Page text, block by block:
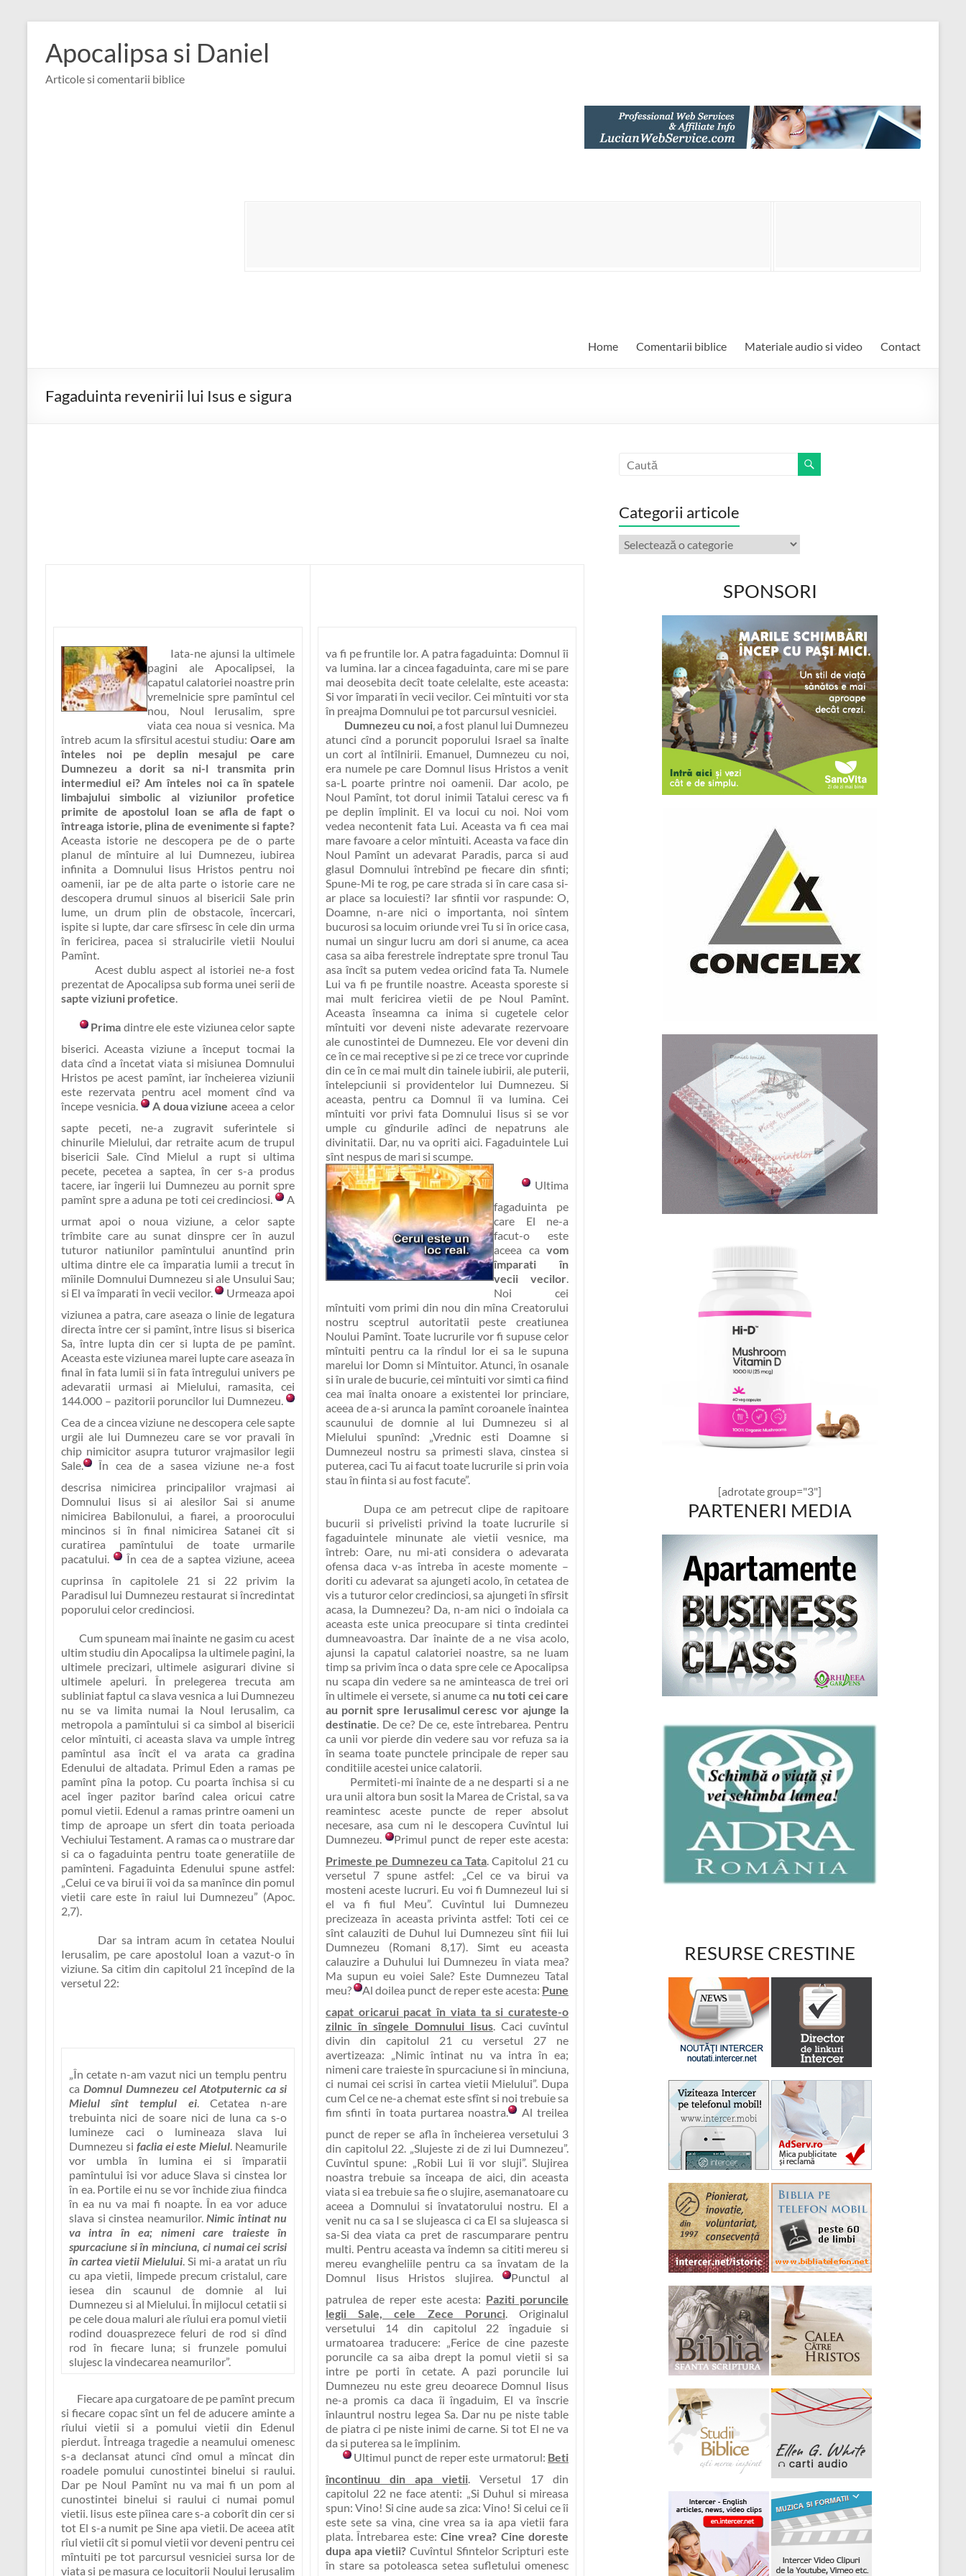
content
Apocalipsa si Daniel
Articole si comentarii biblice
Home Comentarii biblice Materiale audio si video Contact
Fagaduinta revenirii lui Isus e sigura
Iata-ne ajunsi la ultimele
pagini ale Apocalipsei, la
capatul calatoriei noastre prin
vremelnicie spre pamîntul cel
nou, Noul Ierusalim, spre
viata cea noua si vesnica. Ma
întreb acum la sfîrsitul acestui studiu:Oare am
înteles noi pe deplin mesajul pe care
Dumnezeu a dorit sa ni-l transmita prin
intermediul ei? Am înteles noi ca în spatele
limbajului simbolic al viziunilor profetice
primite de apostolul Ioan se afla de fapt o
întreaga istorie, plina de evenimente si fapte?
Aceasta istorie ne descopera pe de o parte
planul de mîntuire al lui Dumnezeu, iubirea
infinita a Domnului Iisus Hristos pentru noi
oamenii, iar pe de alta parte o istorie care ne
descoperadrumul sinuos al bisericii Sale prin
lume, un drum plin de obstacole, încercari,
ispite si lupte, dar care sfîrsesc în cele din urma
în fericirea, pacea si stralucirile vietii Noului
Pamînt.
Acest dublu aspect al istoriei ne-a fost
prezentat de Apocalipsa sub forma unei serii de
sapte viziuni profetice.
Prima dintre ele este viziunea celor sapte
biserici. Aceasta viziune a început tocmai la
data cînd a încetat viata si misiunea Domnului
Hristos pe acest pamînt, iar încheierea viziunii
este rezervata pentru acel moment cînd va
începe vesnicia.
A doua viziune aceea a celor
sapte peceti, ne-a zugravit suferintele si
chinurile Mielului, dar retraite acum de trupul
bisericii Sale. Cînd Mielul a rupt si ultima
pecete, pecetea a saptea, în cer s-a produs
tacere, iar îngerii lui Dumnezeu au pornit spre
pamînt spre a aduna pe toti cei credinciosi.
A
urmat apoi o noua viziune, a celor sapte
trîmbite care au sunat dinspre cer în auzul
tuturor natiunilor pamîntului anuntînd prin
ultima dintre ele ca împaratia lumii a trecut în
mîinile Domnului Dumnezeu si ale Unsului Sau;
si El va împarati în vecii vecilor.
Urmeaza apoi
viziunea a patra, care aseaza o linie de legatura
directa între cer si pamînt, între Iisus si biserica
Sa, între lupta din cer si lupta de pe pamînt.
Aceasta este viziunea marei lupte care aseaza în
final în fata lumii si în fata întregului univers pe
adevaratii urmasi ai Mielului, ramasita, cei
144.000 – pazitorii poruncilor lui Dumnezeu.
Cea de a cincea viziune ne descopera cele sapte
urgii ale lui Dumnezeu care se vor pravali în
chip nimicitor asupra tuturor vrajmasilor legii
Sale.
În cea de a sasea viziune ne-a fost
descrisa nimicirea principalilor vrajmasi ai
Domnului Iisus si ai alesilor Sai si anume
nimicirea Babilonului, a fiarei, a proorocului
mincinos si în final nimicirea Satanei cît si
curatirea pamîntului de toate urmarile
pacatului.
În cea de a saptea viziune, aceea
cuprinsa în capitolele 21 si 22 privim la
Paradisul lui Dumnezeu restaurat si încredintat
poporului celor credinciosi.
Cum spuneam mai înainte ne gasim cu acest
ultim studiu din Apocalipsa la ultimele pagini, la
ultimele precizari, ultimele asigurari divine si
ultimele apeluri. În prelegerea trecuta am
subliniat faptul ca slava vesnica a lui Dumnezeu
nu se va limita numai la Noul Ierusalim, ca
metropola a pamîntului si ca simbol al bisericii
celor mîntuiti, ci aceasta slava va umple întreg
pamîntul asa încît el va arata ca gradina
Edenului de altadata. Primul Eden a ramas pe
pamînt pîna la potop. Cu poarta închisa si cu
acel înger pazitor barînd calea oricui catre
pomul vietii. Edenul a ramas printre oameni un
timp de aproape un sfert din toata perioada
Vechiului Testament. A ramas ca o mustrare dar
si ca o fagaduinta pentru toate generatiile de
pamînteni. Fagaduinta Edenului spune astfel:
„Celui ce va birui îi voi da sa manînce din pomul
vietii care este în raiul lui Dumnezeu” (Apoc.
2,7).
Dar sa intram acum în cetatea Noului
Ierusalim, pe care apostolul Ioan a vazut-o în
viziune. Sa citim din capitolul 21 începînd de la
versetul 22:
„În cetate n-am vazut nici un templu pentru
ca Domnul Dumnezeu cel Atotputernic ca si
Mielul sînt templul ei. Cetatea n-are
trebuinta nici de soare nici de luna ca s-o
lumineze caci o lumineaza slava lui
Dumnezeu si faclia ei este Mielul. Neamurile
vor umbla în lumina ei si împaratii
pamîntului îsi vor aduce Slava si cinstea lor
în ea. Portile ei nu se vor închide ziua fiindca
în ea nu va mai fi noapte. În ea vor aduce
slava si cinstea neamurilor. Nimic întinat nu
va intra în ea; nimeni care traieste în
spurcaciune si în minciuna, ci numai cei scrisi
în cartea vietii Mielului. Si mi-a aratat un rîu
cu apa vietii, limpede precum cristalul, care
iesea din scaunul de domnie al lui
Dumnezeu si al Mielului. În mijlocul cetatii si
pe cele doua maluri ale rîului era pomul vietii
rodind douasprezece feluri de rod si dînd
rod în fiecare luna; si frunzele pomului
slujesc la vindecarea neamurilor”.
Fiecare apa curgatoare de pe pamînt precum
si fiecare copac sînt un fel de aducere aminte a
rîului vietii si a pomului vietii din Edenul
pierdut. Întreaga tragedie a neamului omenesc
s-a declansat atunci cînd omul a mîncat din
roadele pomului cunostintei binelui si raului.
Dar pe Noul Pamînt nu va mai fi un pom al
cunostintei binelui si raului ci numai pomul
vietii. Iisus este pîinea care s-a coborît din cer si
tot El s-a numit pe Sine apa vietii. De aceea atît
rîul vietii cît si pomul vietii vor deveni pentru cei
mîntuiti pe tot parcursul vesniciei sursa lor de
viata si pe masura ce locuitorii Noului Ierusalim
va fi pe fruntile lor. A patra fagaduinta: Domnul îi
va lumina. Iar a cincea fagaduinta, care mi se pare
mai deosebita decît toate celelalte, este aceasta:
Si vor împarati în vecii vecilor. Cei mîntuiti vor sta
în preajma Domnului pe tot parcursul vesniciei.
Dumnezeu cu noi, a fost planul lui Dumnezeu
atunci cînd a poruncit poporului Israel sa înalte
un cort al întîlnirii. Emanuel, Dumnezeu cu noi,
era numele pe care Domnul Iisus Hristos a venit
sa-L poarte printre noi oamenii. Dar acolo, pe
Noul Pamînt, tot dorul inimii Tatalui ceresc va fi
pe deplin împlinit. El va locui cu noi. Noi vom
vedea necontenit fata Lui. Aceasta va fi cea mai
mare favoare a celor mîntuiti. Aceasta va face din
Noul Pamînt un adevarat Paradis, parca si aud
glasul Domnului întrebînd pe fiecare din sfinti;
Spune-Mi te rog, pe care strada si în care casa si-
ar place sa locuiesti? Iar sfintii vor raspunde: O,
Doamne, n-are nici o importanta, noi sîntem
bucurosi sa locuim oriunde vrei Tu si în orice casa,
numai un singur lucru am dori si anume,ca acea
casa sa aiba ferestrele îndreptate spre tronul Tau
asa încît sa putem vedea oricînd fata Ta. Numele
Lui va fi pe fruntile noastre. Aceasta sporeste si
mai mult fericirea vietii de pe Noul Pamînt.
Aceasta înseamna ca inima si cugetele celor
mîntuiti vor deveni niste adevarate rezervoare
ale cunostintei de Dumnezeu. Ele vor deveni din
ce în ce mai receptivesi pe zi ce trece vor cuprinde
din ce în ce mai mult din tainele iubirii, ale puterii,
întelepciunii si providentelor lui Dumnezeu. Si
aceasta, pentru ca Domnul îi va lumina. Cei
mîntuiti vor privi fata Domnului Iisus si se vor
umple cu gîndurile adînci de nepatruns ale
divinitatii. Dar, nu va opriti aici. Fagaduintele Lui
sînt nespus de mari si scumpe.
Ultima
fagaduinta pe
care El ne-a
facut-o este
aceea ca vom
împarati în
vecii vecilor.
Noi cei
mîntuiti vom primi din nou din mîna Creatorului
nostru sceptrul autoritatii peste creatiunea
Noului Pamînt. Toate lucrurile vor fi supuse celor
mîntuiti pentru ca la rîndul lor ei sa le supuna
marelui lor Domn si Mîntuitor. Atunci, în osanale
si în urale de bucurie, cei mîntuiti vor simti ca fiind
cea mai înalta onoare a existentei lor princiare,
aceea de a-si arunca la pamînt coroanele înaintea
scaunului de domnie al lui Dumnezeu si al
Mielului spunînd: „Vrednic esti Doamne si
Dumnezeul nostru sa primesti slava, cinstea si
puterea, caci Tu ai facut toate lucrurile si prin voia
stau în fiinta si au fost facute”.
Dupa ce am petrecut clipe de rapitoare
bucurii si privelisti privind la toate lucrurile si
fagaduintele minunate ale vietii vesnice, ma
întreb: Oare, nu mi-ati considera o adevarata
ofensa daca v-as întreba în aceste momente –
doriti cu adevarat sa ajungeti acolo, în cetatea de
vis a tuturor celor credinciosi, sa ajungeti în sfîrsit
acasa, la Dumnezeu?Da, n-am nici o îndoiala ca
aceasta este unica preocupare si tinta credintei
dumneavoastra. Dar înainte de a ne visa acolo,
ajunsi la capatul calatoriei noastre, sa ne luam
timp sa privim înca o data spre cele ce Apocalipsa
nu scapa din vedere sa ne aminteasca de trei ori
în ultimele ei versete, si anume ca nu toti cei care
au pornit spre Ierusalimul ceresc vor ajunge la
destinatie. De ce? De ce, este întrebarea. Pentru
ca unii vor pierde din vedere sau vor refuza sa ia
în seama toate punctele principale de reper sau
conditiile acestei unice calatorii.
Permiteti-mi înainte de a ne desparti si a ne
ura unii altora bun sosit la Marea de Cristal, sa va
reamintesc aceste puncte de reper absolut
necesare, asa cum ni le descopera Cuvîntul lui
Dumnezeu.
Primul punct de reper este acesta:
Primeste pe Dumnezeu ca Tata. Capitolul 21 cu
versetul 7 spune astfel: „Cel ce va birui va
mosteni aceste lucruri. Eu voi fi Dumnezeul lui si
el va fi fiul Meu”. Cuvîntul lui Dumnezeu
precizeaza în aceasta privinta astfel: Toti cei ce
sînt calauziti de Duhul lui Dumnezeu sînt fiii lui
Dumnezeu (Romani 8,17). Simt eu aceasta
calauzire a Duhului lui Dumnezeu în viata mea?
Ma supun eu voiei Sale? Este Dumnezeu Tatal
meu?
Al doilea punct de reper este acesta: Pune
capat oricarui pacat în viata ta si curateste-o
zilnic în sîngele Domnului Iisus. Caci cuvîntul
divin din capitolul 21 cu versetul 27 ne
avertizeaza: „Nimic întinat nu va intra în ea;
nimeni care traieste în spurcaciune si în minciuna,
ci numai cei scrisi în cartea vietii Mielului”. Dupa
cum Cel ce ne-a chemat este sfînt si noi trebuie sa
fim sfinti în toata purtarea noastra.
Al treilea
punct de reper se afla în încheierea versetului 3
din capitolul 22. „Slujeste zi de zi lui Dumnezeu”.
Cuvîntul spune: „Robii Lui îi vor sluji”. Slujirea
noastra trebuie sa înceapa de aici, din aceasta
viata si ea trebuie sa fie o slujire, asemanatoare cu
aceea a Domnului si învatatorului nostru. El a
venit nu ca sa I se slujeasca ci ca El sa slujeasca si
sa-Si dea viata ca pret de rascumparare pentru
multi. Pentru aceasta va îndemn sa cititi mereu si
mereu evangheliile pentru ca sa învatam de la
Domnul Iisus Hristos slujirea.
Punctul al
patrulea de reper este acesta: Paziti poruncile
legii Sale, cele Zece Porunci. Originalul
versetului 14 din capitolul 22 îngaduie si
urmatoarea traducere: „Ferice de cine pazeste
poruncile ca sa aiba drept la pomul vietii si sa
intre pe porti în cetate. A pazi poruncile lui
Dumnezeu nu este greu deoarece Domnul Iisus
ne-a promis ca daca îi îngaduim, El va înscrie
înlauntrul nostru legea Sa. Dar nu pe niste table
de piatra ci pe niste inimi de carne. Si tot El ne va
da si puterea sa le împlinim.
Ultimul punct de reper este urmatorul: Beti
încontinuu din apa vietii. Versetul 17 din
capitolul 22 ne face atenti: „Si Duhul si mireasa
spun: Vino! Si cine aude sa zica: Vino! Si celui ce îi
este sete sa vina, cine vrea sa ia apa vietii fara
plata. Întrebarea este: Cine vrea? Cine doreste
dupa apa vietii? Cuvîntul Sfintelor Scripturi este
în stare sa potoleasca setea sufletului omenesc
Categorii articole
Categorii
articole
SPONSORI
[adrotate group="3"]
PARTENERI MEDIA
RESURSE CRESTINE